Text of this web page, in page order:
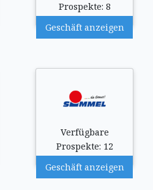
Prospekte: 8
Geschäft anzeigen
Verfügbare
Prospekte: 12
Geschäft anzeigen